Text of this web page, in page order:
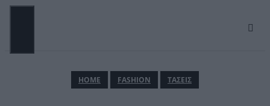
Μετάβαση
ΗΟΜΕ FASHION ΤΑΣΕΙΣ